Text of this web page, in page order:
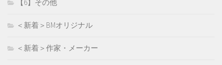
【6】その他
＜新着＞BMオリジナル
＜新着＞作家・メーカー